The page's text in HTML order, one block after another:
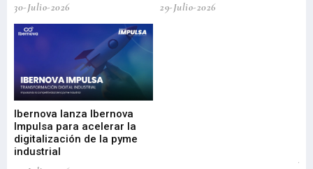
30-Julio-2026
29-Julio-2026
Ibernova lanza Ibernova
Impulsa para acelerar la
digitalización de la pyme
industrial